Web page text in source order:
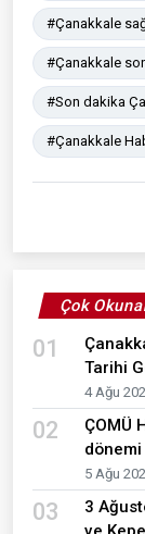
#Çanakkale
#Çanakkale
#Son dakika
#Çanakkale
Çok
01
Tarihi
4 Ağu
02
ÇOMÜ
dönemi
5 Ağu
03
3